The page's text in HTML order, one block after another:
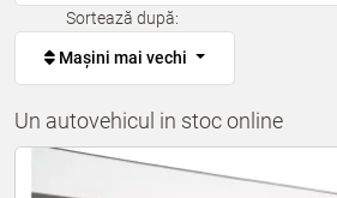
Sortează după:
Mașini mai vechi
Un autovehicul in stoc online